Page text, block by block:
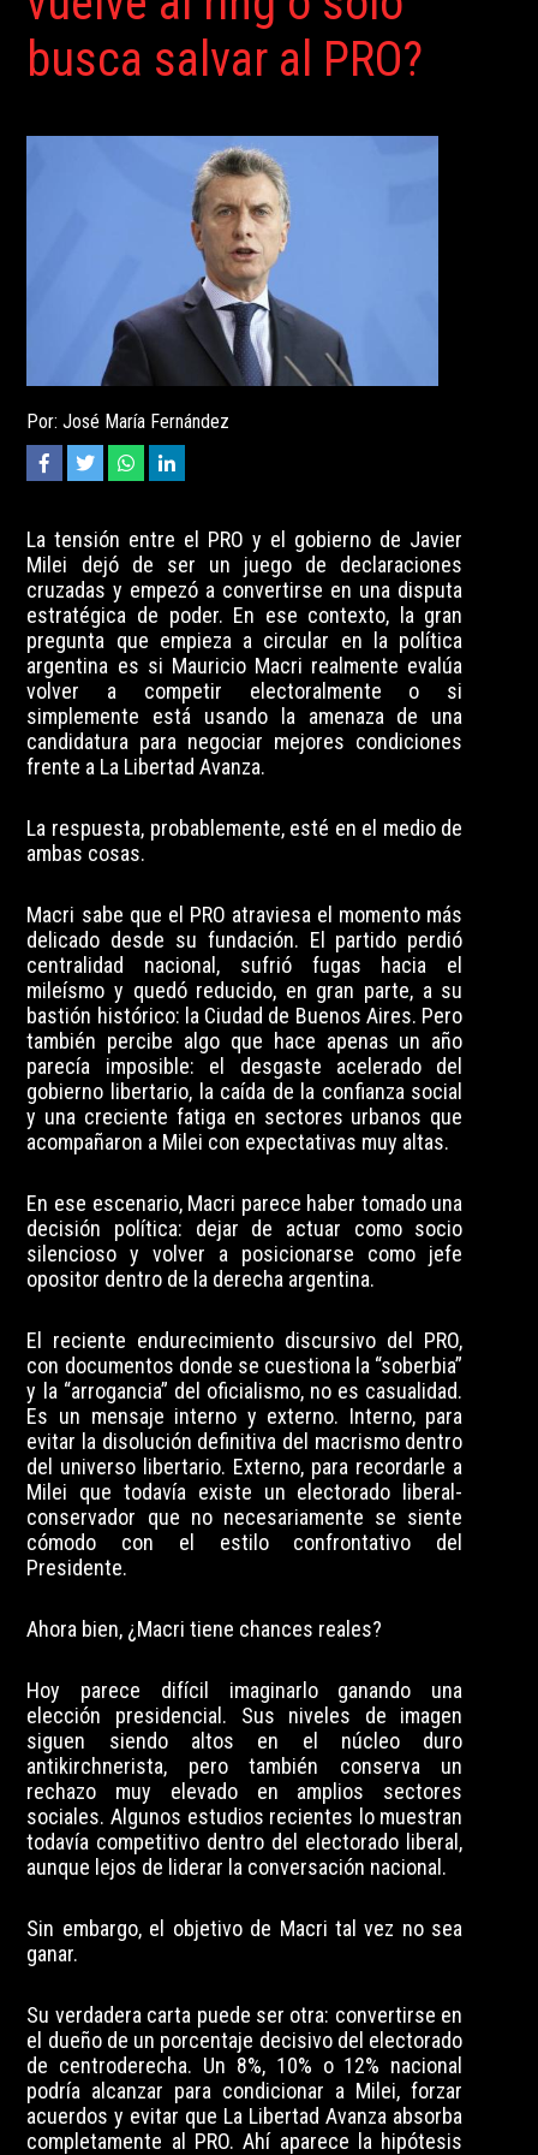
busca salvar al PRO?
Por: José María Fernández
La tensión entre el PRO y el gobierno de Javier
Milei dejó de ser un juego de declaraciones
cruzadas y empezó a convertirse en una disputa
estratégica de poder. En ese contexto, la gran
pregunta que empieza a circular en la política
argentina es si Mauricio Macri realmente evalúa
volver a competir electoralmente o si
simplemente está usando la amenaza de una
candidatura para negociar mejores condiciones
frente a La Libertad Avanza.
La respuesta, probablemente, esté en el medio de
ambas cosas.
Macri sabe que el PRO atraviesa el momento más
delicado desde su fundación. El partido perdió
centralidad nacional, sufrió fugas hacia el
mileísmo y quedó reducido, en gran parte, a su
bastión histórico: la Ciudad de Buenos Aires. Pero
también percibe algo que hace apenas un año
parecía imposible: el desgaste acelerado del
gobierno libertario, la caída de la confianza social
y una creciente fatiga en sectores urbanos que
acompañaron a Milei con expectativas muy altas.
En ese escenario, Macri parece haber tomado una
decisión política: dejar de actuar como socio
silencioso y volver a posicionarse como jefe
opositor dentro de la derecha argentina.
El reciente endurecimiento discursivo del PRO,
con documentos donde se cuestiona la “soberbia”
y la “arrogancia” del oficialismo, no es casualidad.
Es un mensaje interno y externo. Interno, para
evitar la disolución definitiva del macrismo dentro
del universo libertario. Externo, para recordarle a
Milei que todavía existe un electorado liberal-
conservador que no necesariamente se siente
cómodo con el estilo confrontativo del
Presidente.
Ahora bien, ¿Macri tiene chances reales?
Hoy parece difícil imaginarlo ganando una
elección presidencial. Sus niveles de imagen
siguen siendo altos en el núcleo duro
antikirchnerista, pero también conserva un
rechazo muy elevado en amplios sectores
sociales. Algunos estudios recientes lo muestran
todavía competitivo dentro del electorado liberal,
aunque lejos de liderar la conversación nacional.
Sin embargo, el objetivo de Macri tal vez no sea
ganar.
Su verdadera carta puede ser otra: convertirse en
el dueño de un porcentaje decisivo del electorado
de centroderecha. Un 8%, 10% o 12% nacional
podría alcanzar para condicionar a Milei, forzar
acuerdos y evitar que La Libertad Avanza absorba
completamente al PRO. Ahí aparece la hipótesis